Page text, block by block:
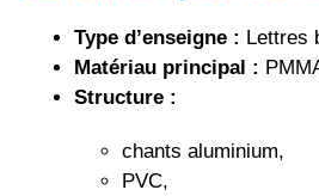
Type d’enseigne : Lettres
Matériau principal :
Structure :
chants aluminium,
PVC,